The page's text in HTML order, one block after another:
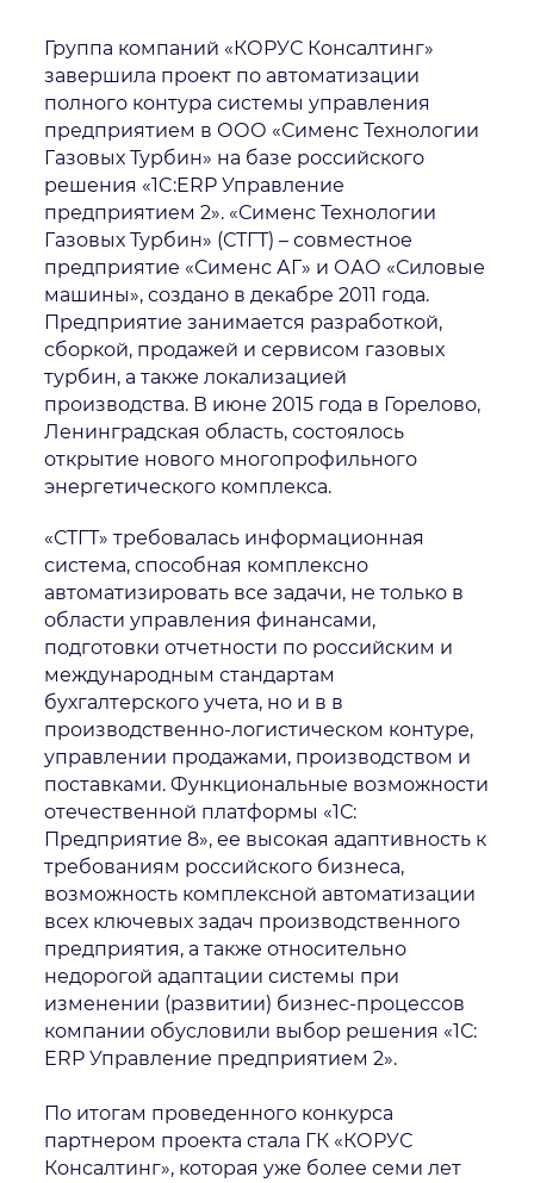
Группа компаний «КОРУС Консалтинг»
завершила проект по автоматизации
полного контура системы управления
предприятием в ООО «Сименс Технологии
Газовых Турбин» на базе российского
решения «1C:ERP Управление
предприятием 2». «Сименс Технологии
Газовых Турбин» (СТГТ) – совместное
предприятие «Сименс АГ» и ОАО «Силовые
машины», создано в декабре 2011 года.
Предприятие занимается разработкой,
сборкой, продажей и сервисом газовых
турбин, а также локализацией
производства. В июне 2015 года в Горелово,
Ленинградская область, состоялось
открытие нового многопрофильного
энергетического комплекса.
«СТГТ» требовалась информационная
система, способная комплексно
автоматизировать все задачи, не только в
области управления финансами,
подготовки отчетности по российским и
международным стандартам
бухгалтерского учета, но и в в
производственно-логистическом контуре,
управлении продажами, производством и
поставками. Функциональные возможности
отечественной платформы «1С:
Предприятие 8», ее высокая адаптивность к
требованиям российского бизнеса,
возможность комплексной автоматизации
всех ключевых задач производственного
предприятия, а также относительно
недорогой адаптации системы при
изменении (развитии) бизнес-процессов
компании обусловили выбор решения «1С:
ERP Управление предприятием 2».
По итогам проведенного конкурса
партнером проекта стала ГК «КОРУС
Консалтинг», которая уже более семи лет
на обработку персональных данных
Политика обработки персональных данных
Ясогласен на получение рекламно-информационных
рассылок
Oтправить
Благодарим за заявку!
После обработки заявки с вами свяжется наш
специалист.
Не волнуйтесь, если пропустите звонок, мы
обязательноперезвоним еще раз!